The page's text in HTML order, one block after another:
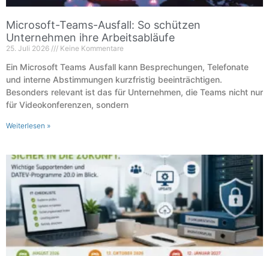
Microsoft-Teams-Ausfall: So schützen
Unternehmen ihre Arbeitsabläufe
25. Juli 2026 Keine Kommentare
Ein Microsoft Teams Ausfall kann Besprechungen, Telefonate
und interne Abstimmungen kurzfristig beeinträchtigen.
Besonders relevant ist das für Unternehmen, die Teams nicht nur
für Videokonferenzen, sondern
Weiterlesen »